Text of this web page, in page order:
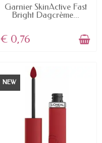
AVAILABLE
Garnier SkinActive Fast
Bright Dagcrème...
€ 0,76
NEW